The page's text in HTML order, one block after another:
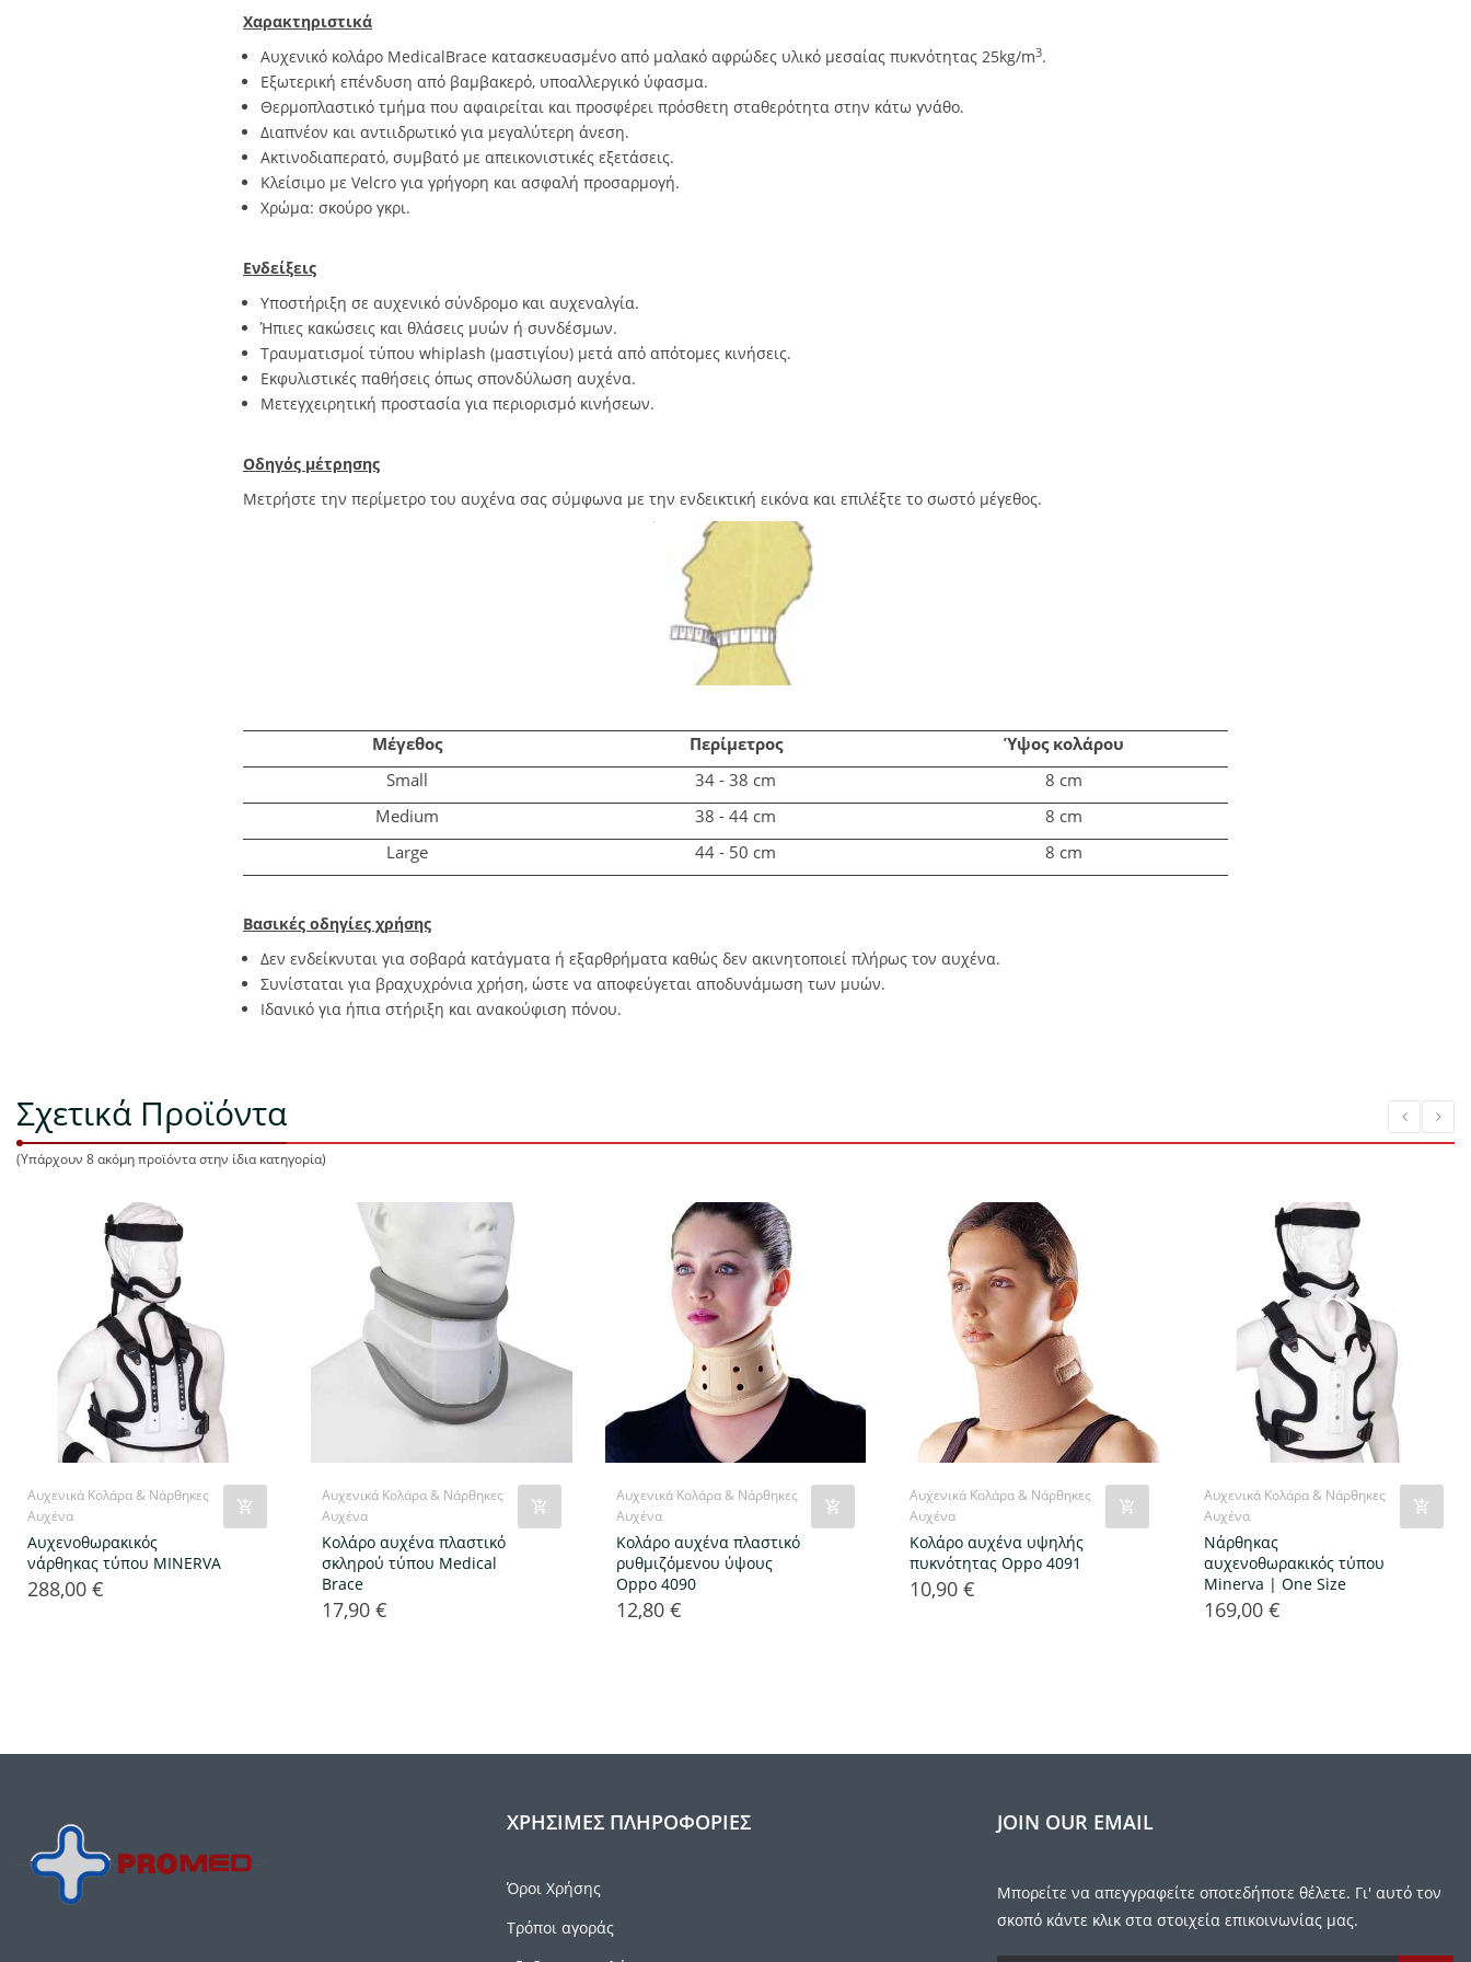
Χαρακτηριστικά
Αυχενικό κολάρο MedicalBrace κατασκευασμένο από μαλακό αφρώδες υλικό μεσαίας πυκνότητας 25kg/m3.
Εξωτερική επένδυση από βαμβακερό, υποαλλεργικό ύφασμα.
Θερμοπλαστικό τμήμα που αφαιρείται και προσφέρει πρόσθετη σταθερότητα στην κάτω γνάθο.
Διαπνέον και αντιιδρωτικό για μεγαλύτερη άνεση.
Ακτινοδιαπερατό, συμβατό με απεικονιστικές εξετάσεις.
Κλείσιμο με Velcro για γρήγορη και ασφαλή προσαρμογή.
Χρώμα: σκούρο γκρι.
Ενδείξεις
Υποστήριξη σε αυχενικό σύνδρομο και αυχεναλγία.
Ήπιες κακώσεις και θλάσεις μυών ή συνδέσμων.
Τραυματισμοί τύπου whiplash (μαστιγίου) μετά από απότομες κινήσεις.
Εκφυλιστικές παθήσεις όπως σπονδύλωση αυχένα.
Μετεγχειρητική προστασία για περιορισμό κινήσεων.
Οδηγός μέτρησης
Μετρήστε την περίμετρο του αυχένα σας σύμφωνα με την ενδεικτική εικόνα και επιλέξτε το σωστό μέγεθος.
Μέγεθος Περίμετρος Ύψος κολάρου
Small
34 - 38 cm
8 cm
Medium
38 - 44 cm
8 cm
Large
44 - 50 cm 8 cm
Βασικές οδηγίες χρήσης
Δεν ενδείκνυται για σοβαρά κατάγματα ή εξαρθρήματα καθώς δεν ακινητοποιεί πλήρως τον αυχένα.
Συνίσταται για βραχυχρόνια χρήση, ώστε να αποφεύγεται αποδυνάμωση των μυών.
Ιδανικό για ήπια στήριξη και ανακούφιση πόνου.
Σχετικά Προϊόντα
(Υπάρχουν 8 ακόμη προϊόντα στην ίδια κατηγορία)
Αυχενικά Κολάρα & Νάρθηκες
Αυχένα
Αυχενοθωρακικός
νάρθηκας τύπου MINERVA
Τιμή
288,00 €
Αυχενικά Κολάρα & Νάρθηκες
Αυχένα
Κολάρο αυχένα πλαστικό
σκληρού τύπου Medical
Brace
Τιμή
17,90 €
Αυχενικά Κολάρα & Νάρθηκες
Αυχένα
Κολάρο αυχένα πλαστικό
ρυθμιζόμενου ύψους
Oppo 4090
Τιμή
12,80 €
Αυχενικά Κολάρα & Νάρθηκες
Αυχένα
Κολάρο αυχένα υψηλής
πυκνότητας Oppo 4091
Τιμή
10,90 €
Αυχενικά Κολάρα & Νάρθηκες
Αυχένα
Νάρθηκας
αυχενοθωρακικός τύπου
Minerva | One Size
Τιμή
169,00 €
ΧΡΉΣΙΜΕΣ ΠΛΗΡΟΦΟΡΊΕΣ
Όροι Χρήσης
Τρόποι αγοράς
JOIN OUR EMAIL
Μπορείτε να απεγγραφείτε οποτεδήποτε θέλετε. Γι' αυτό τον
σκοπό κάντε κλικ στα στοιχεία επικοινωνίας μας.